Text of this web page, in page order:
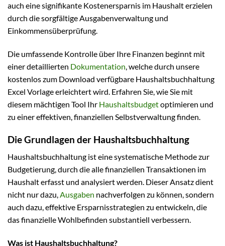
auch eine signifikante Kostenersparnis im Haushalt erzielen
durch die sorgfältige Ausgabenverwaltung und
Einkommensüberprüfung.
Die umfassende Kontrolle über Ihre Finanzen beginnt mit
einer detaillierten Dokumentation, welche durch unsere
kostenlos zum Download verfügbare Haushaltsbuchhaltung
Excel Vorlage erleichtert wird. Erfahren Sie, wie Sie mit
diesem mächtigen Tool Ihr Haushaltsbudgetoptimieren und
zu einer effektiven, finanziellen Selbstverwaltung finden.
Die Grundlagen der Haushaltsbuchhaltung
Haushaltsbuchhaltung ist eine systematische Methode zur
Budgetierung, durch die alle finanziellen Transaktionen im
Haushalt erfasst und analysiert werden. Dieser Ansatz dient
nicht nur dazu,Ausgaben nachverfolgen zu können, sondern
auch dazu, effektive Ersparnisstrategien zu entwickeln, die
das finanzielle Wohlbefinden substantiell verbessern.
Was ist Haushaltsbuchhaltung?